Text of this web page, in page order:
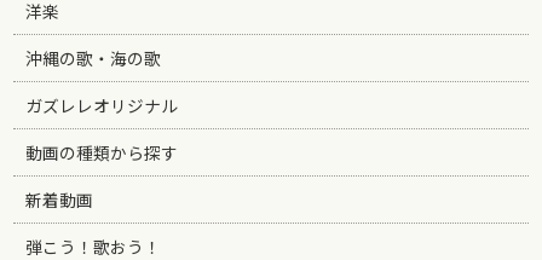
洋楽
沖縄の歌・海の歌
ガズレレオリジナル
動画の種類から探す
新着動画
弾こう！歌おう！